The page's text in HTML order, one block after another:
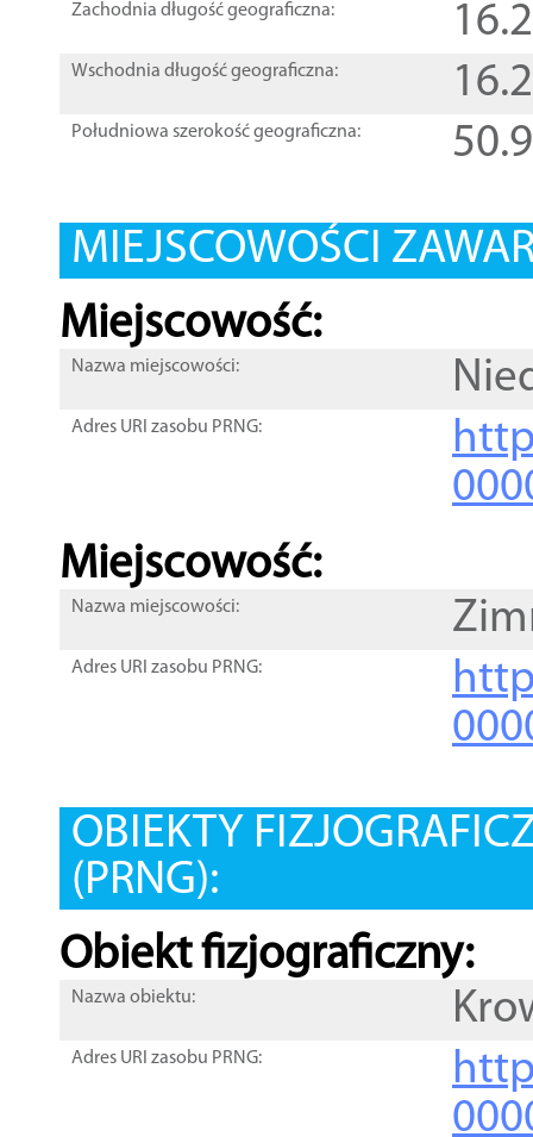
Zachodnia długość geograficzna:
Wschodnia długość geograficzna:
Południowa szerokość geograficzna:
MIEJSCOWOŚCI
Miejscowość:
Nazwa miejscowości:
Adres URI zasobu PRNG:
Miejscowość:
Nazwa miejscowości:
Adres URI zasobu PRNG:
OBIEKTY
(PRNG):
Obiekt fizjograficzny:
Nazwa obiektu:
Adres URI zasobu PRNG: